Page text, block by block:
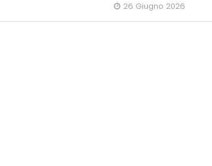
26 Giugno 2026